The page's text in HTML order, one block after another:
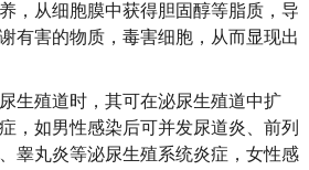
，从细胞膜中获得胆固醇等脂质，导
有害的物质，毒害细胞，从而显现出
生殖道时，其可在泌尿生殖道中扩
，如男性感染后可并发尿道炎、前列
睾丸炎等泌尿生殖系统炎症，女性感